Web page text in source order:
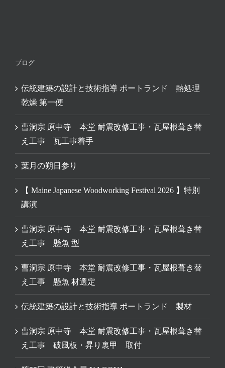
ブログ
伝統建築の設計と技術指導 ポートランド 熱処理
乾燥 第一便
曹洞宗 原中寺 本堂 耐震改修工事・瓦屋根葺き替
え工事 瓦工事着手
葉月の朔日参り
【 Maine Japanese Woodworking Festival 2026 】特別
講演
曹洞宗 原中寺 本堂 耐震改修工事・瓦屋根葺き替
え工事 懸魚 型
曹洞宗 原中寺 本堂 耐震改修工事・瓦屋根葺き替
え工事 懸魚 材選定
伝統建築の設計と技術指導 ポートランド 製材
曹洞宗 原中寺 本堂 耐震改修工事・瓦屋根葺き替
え工事 破風板・昇り裏甲 取付